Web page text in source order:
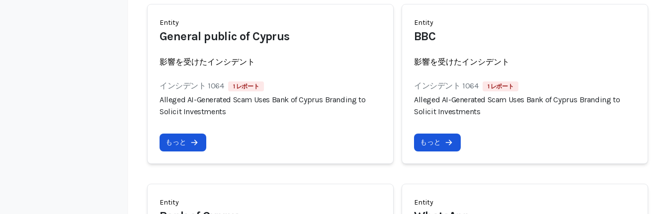
Entity
General public of Cyprus
影響を受けたインシデント
インシデント 1064 1 レポート
Alleged AI-Generated Scam Uses Bank of Cyprus Branding to
Solicit Investments
もっと
Entity
BBC
影響を受けたインシデント
インシデント 1064 1 レポート
Alleged AI-Generated Scam Uses Bank of Cyprus Branding to
Solicit Investments
もっと
Entity Entity